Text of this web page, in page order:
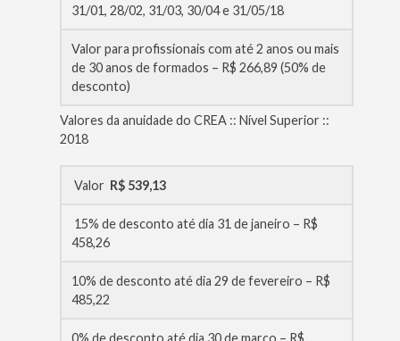
31/01, 28/02, 31/03, 30/04 e 31/05/18
Valor para profissionais com até 2 anos ou mais
de 30 anos de formados – R$ 266,89 (50% de
desconto)
Valores da anuidade do CREA :: Nível Superior ::
2018
Valor R$ 539,13
15% de desconto até dia 31 de janeiro – R$
458,26
10% de desconto até dia 29 de fevereiro – R$
485,22